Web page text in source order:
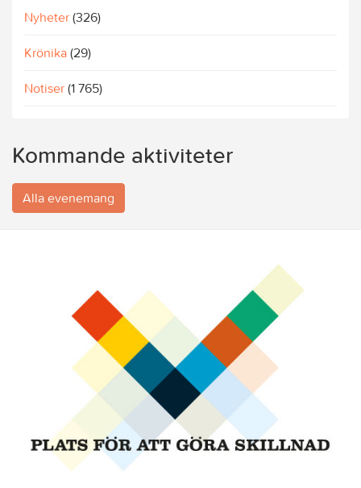
Nyheter (326)
Krönika (29)
Notiser (1 765)
Kommande aktiviteter
Alla evenemang